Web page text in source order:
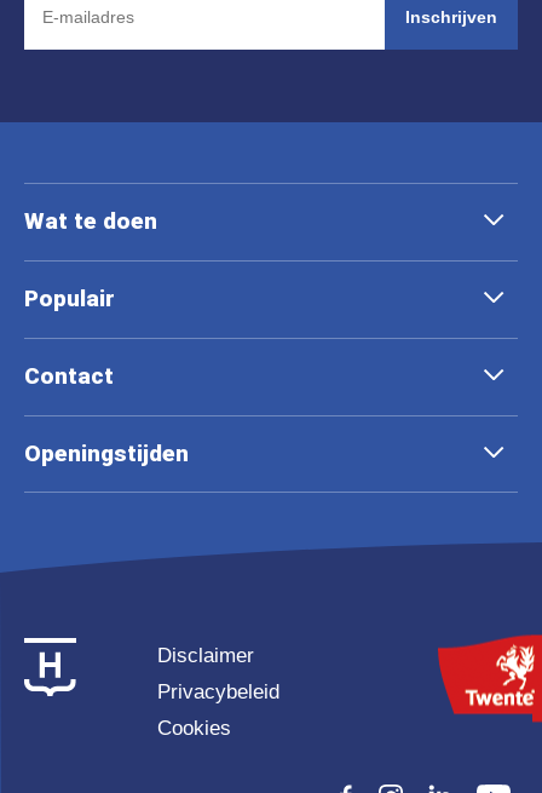
Inschrijven
Wat te doen
Populair
Contact
Openingstijden
Disclaimer
Privacybeleid
Cookies